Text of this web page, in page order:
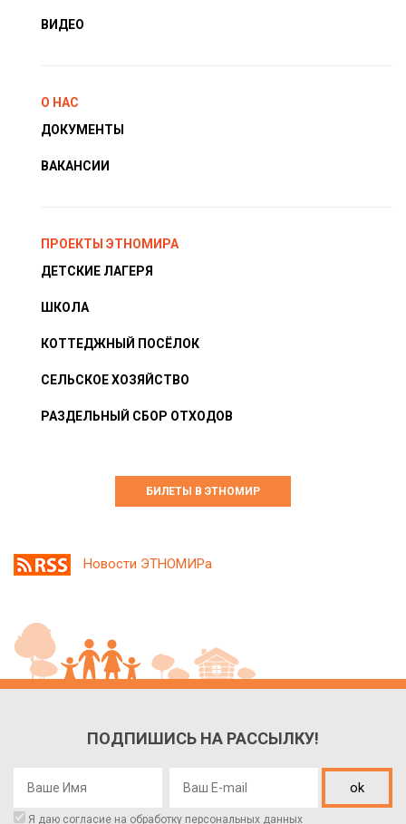
ВИДЕО
О НАС
ДОКУМЕНТЫ
ВАКАНСИИ
ПРОЕКТЫ ЭТНОМИРА
ДЕТСКИЕ ЛАГЕРЯ
ШКОЛА
КОТТЕДЖНЫЙ ПОСЁЛОК
СЕЛЬСКОЕ ХОЗЯЙСТВО
РАЗДЕЛЬНЫЙ СБОР ОТХОДОВ
БИЛЕТЫ В ЭТНОМИР
Новости ЭТНОМИРа
ПОДПИШИСЬ НА РАССЫЛКУ!
ok
Я даю согласие на обработку персональных данных